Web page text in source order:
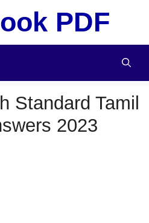
PDF
Standard Tamil
2023